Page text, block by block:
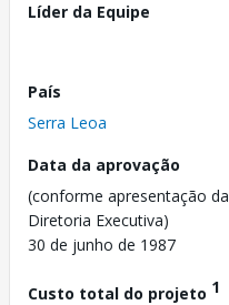
Líder da Equipe
País
Serra Leoa
Data da aprovação
(conforme apresentação da
Diretoria Executiva)
30 de junho de 1987
Custo total do projeto 1